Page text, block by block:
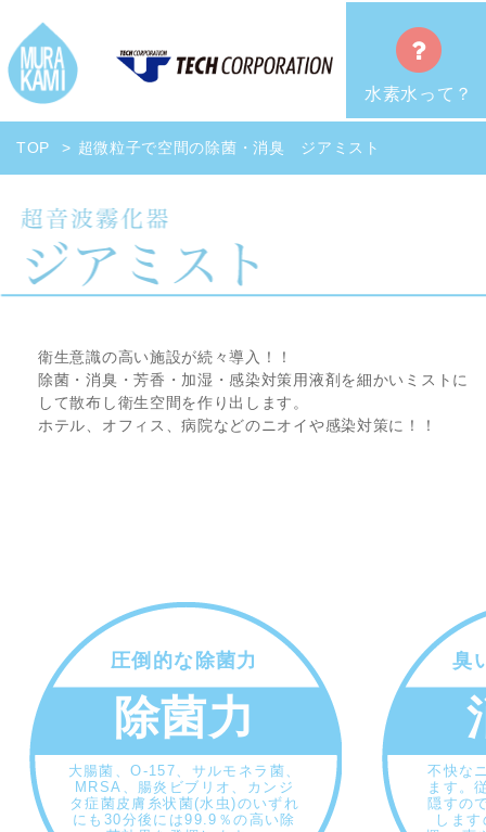
水素水って？
TOP 超微粒子で空間の除菌・消臭 ジアミスト
衛生意識の高い施設が続々導入！！
除菌・消臭・芳香・加湿・感染対策用液剤を細かいミストに
して散布し衛生空間を作り出します。
ホテル、オフィス、病院などのニオイや感染対策に！！
圧倒的な除菌力
除菌力
大腸菌、O-157、サルモネラ菌、
MRSA、腸炎ビブリオ、カンジ
タ症菌皮膚糸状菌(水虫)のいずれ
にも30分後には99.9％の高い除
臭
不快な
ます。
隠すの
しま